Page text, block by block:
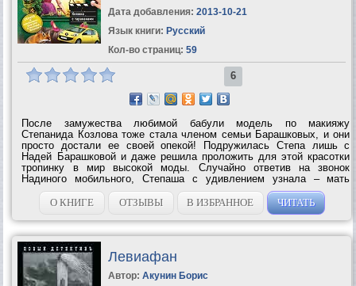
Дата добавления: 2013-10-21
Язык книги: Русский
Кол-во страниц: 59
6
После замужества любимой бабули модель по макияжу
Степанида Козлова тоже стала членом семьи Барашковых, и они
просто достали ее своей опекой! Подружилась Степа лишь с
Надей Барашковой и даже решила проложить для этой красотки
тропинку в мир высокой моды. Случайно ответив на звонок
Надиного мобильного, Степаша с удивлением узнала – мать
девушки Алена, якобы давно погибшая в автокатастрофе, вовсе
не отправилась в мир иной, а...
О КНИГЕ ОТЗЫВЫ В ИЗБРАННОЕ ЧИТАТЬ
Левиафан
Автор: Акунин Борис